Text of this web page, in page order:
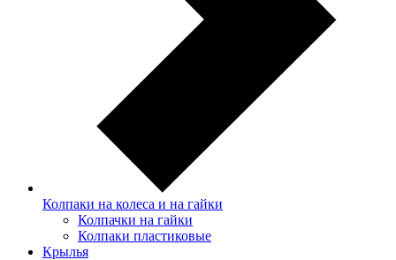
Колпаки на колеса и на гайки
Колпачки на гайки
Колпаки пластиковые
Крылья